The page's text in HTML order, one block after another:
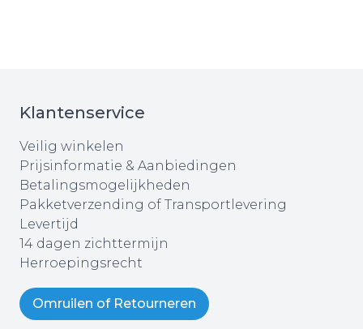
Klantenservice
Veilig winkelen
Prijsinformatie & Aanbiedingen
Betalingsmogelijkheden
Pakketverzending of Transportlevering
Levertijd
14 dagen zichttermijn
Herroepingsrecht
Omruilen of Retourneren